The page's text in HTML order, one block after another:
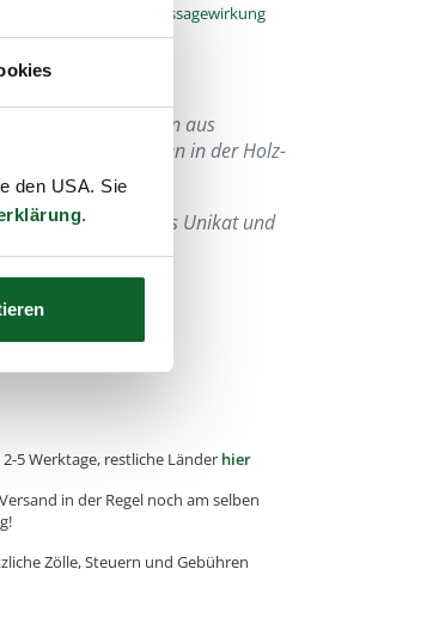
den USA. Sie
.
Haar; intensive Massagewirkung
Artikel bestehen aus
Unterschieden in der Holz-
ein hochwertiges Unikat und
5 Werktage, restliche Länder hier
in der Regel noch am selben
Zölle, Steuern und Gebühren